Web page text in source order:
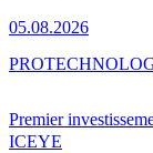
05.08.2026
Premier
ICEYE
PRO